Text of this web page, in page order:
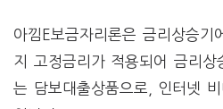
아낌E보금자리론은 금리상승기
지 고정금리가 적용되어 금리
는 담보대출상품으로, 인터넷